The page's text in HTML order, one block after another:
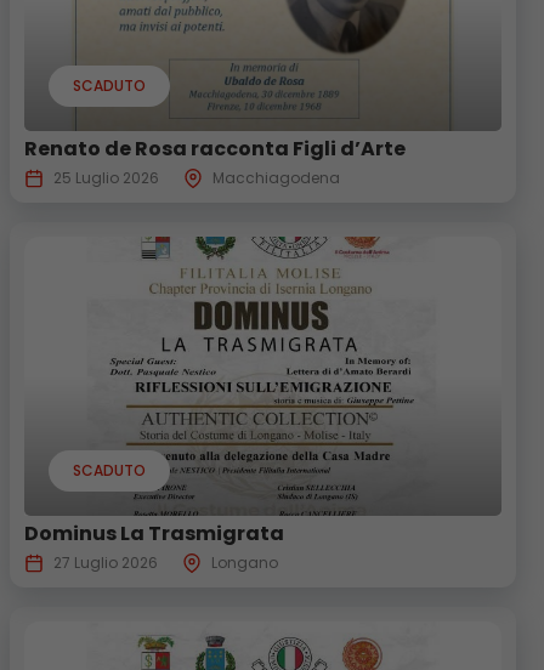
SCADUTO
Renato de Rosa racconta Figli d’Arte
25 Luglio 2026 Macchiagodena
SCADUTO
Dominus La Trasmigrata
27 Luglio 2026 Longano